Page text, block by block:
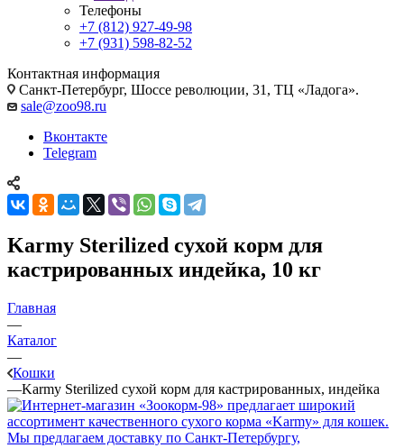
Телефоны
+7 (812) 927-49-98
+7 (931) 598-82-52
Контактная информация
Санкт-Петербург, Шоссе революции, 31, ТЦ «Ладога».
sale@zoo98.ru
Вконтакте
Telegram
Karmy Sterilized сухой корм для
кастрированных индейка, 10 кг
Главная
—
Каталог
—
Кошки
—Karmy Sterilized сухой корм для кастрированных, индейка